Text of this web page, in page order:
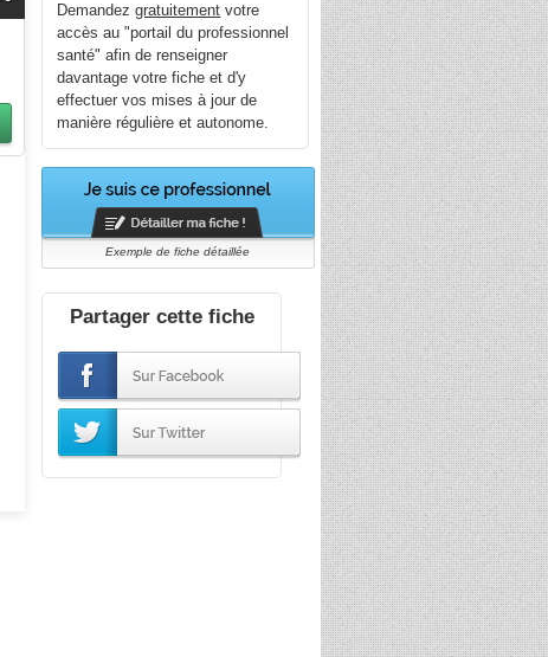
Demandezgratuitement votre
accès au "portail du professionnel
santé" afin de renseigner
davantage votre fiche et d'y
effectuer vos mises à jour de
manière régulière et autonome.
Exemple de fiche détaillée
Partager cette fiche